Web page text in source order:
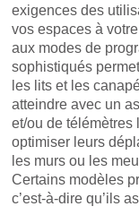
exigences des
vos espaces à
aux modes de
sophistiqués
les lits et les
atteindre avec un
et/ou de
optimiser leurs
les murs ou les
Certains modèles
c’est-à-dire qu’ils